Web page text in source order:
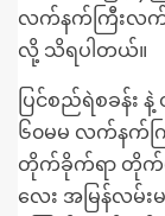
လက်နက်ကြီးလ
လို့ သိရပါတယ်။
ပြင်စည်ရဲစခန်း
၆၀မမ လက်နက်ကြီ
တိုက်ခိုက်ရာ တိုက်ပွဲခ
လေး အမြန်လမ်း